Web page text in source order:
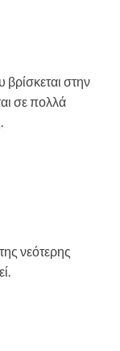
στην
σε πολλά
νεότερης